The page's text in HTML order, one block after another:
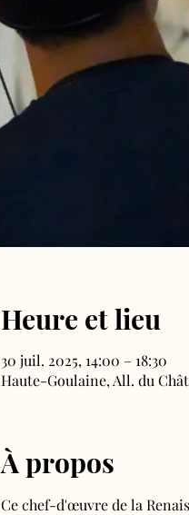
Heure et lieu
30 juil. 2025, 14:00 – 18:30
Haute-Goulaine, All. du
À propos
Ce chef-d'œuvre de la